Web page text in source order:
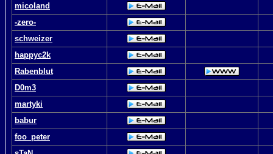
micoland
-zero-
schweizer
happyc2k
Rabenblut
D0m3
martyki
babur
foo_peter